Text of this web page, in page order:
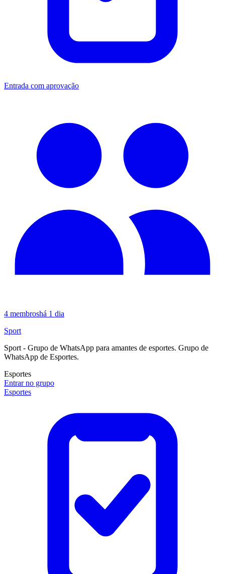
Entrada com aprovação
4 membroshá 1 dia
Sport
Sport - Grupo de WhatsApp para amantes de esportes. Grupo de
WhatsApp de Esportes.
Esportes
Entrar no grupo
Esportes